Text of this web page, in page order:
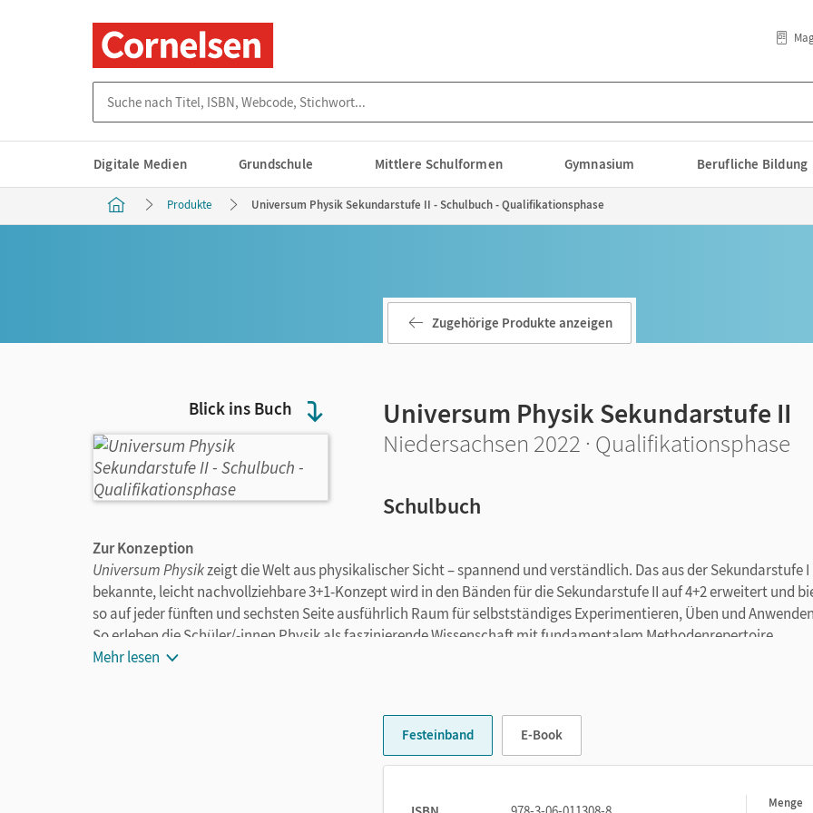
Digitale Medien Grundschule Mittlere Schulformen Gymnasium Berufliche Bildung
Produkte Universum Physik Sekundarstufe II - Schulbuch - Qualifikationsphase
Blick ins Buch
Zugehörige Produkte anzeigen
Universum Physik Sekundarstufe II
Niedersachsen 2022 · Qualifikationsphase
Schulbuch
Zur Konzeption
Universum Physikzeigt die Welt aus physikalischer Sicht – spannend und verständlich. Das aus der Sekundarstufe I
bekannte, leicht nachvollziehbare 3+1-Konzept wird in den Bänden für die Sekundarstufe II auf 4+2 erweitert und
so auf jeder fünften und sechsten Seite ausführlich Raum für selbstständiges Experimentieren, Üben und
So erleben die Schüler/-innen Physik als faszinierende Wissenschaft mit fundamentalem Methodenrepertoire,
gleichzeitig werden die typischen naturwissenschaftlichen Kompetenzen geschult. Das macht Physik einfach
fachsystematisch strukturiertund deckt denaktuellen Lehrplanmit all seinen
startet mit einer Doppelseite, die kurz den Inhalt vorstellt und mit einem großen
Mehr lesen
Festeinband E-Book
Menge
1